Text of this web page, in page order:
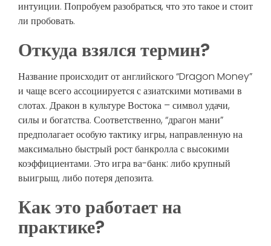
интуиции. Попробуем разобраться, что это такое и стоит
ли пробовать.
Откуда взялся термин?
Название происходит от английского “Dragon Money”
и чаще всего ассоциируется с азиатскими мотивами в
слотах. Дракон в культуре Востока – символ удачи,
силы и богатства. Соответственно, “драгон мани”
предполагает особую тактику игры, направленную на
максимально быстрый рост банкролла с высокими
коэффициентами. Это игра ва-банк: либо крупный
выигрыш, либо потеря депозита.
Как это работает на
практике?